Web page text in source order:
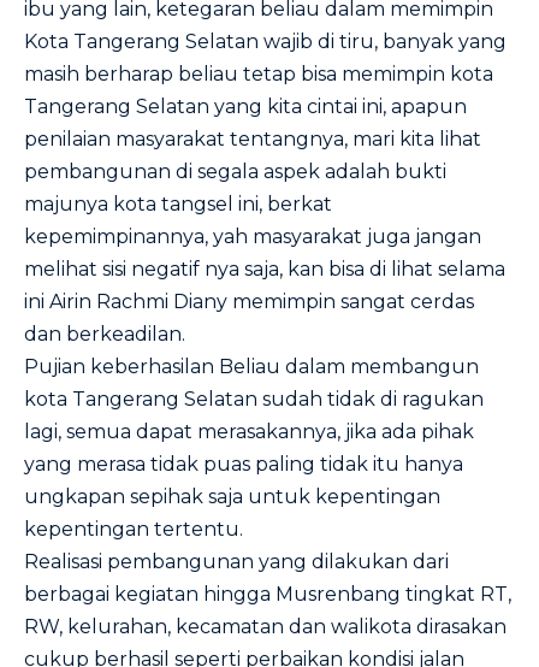
ibu yang lain, ketegaran beliau dalam memimpin
Kota Tangerang Selatan wajib di tiru, banyak yang
masih berharap beliau tetap bisa memimpin kota
Tangerang Selatan yang kita cintai ini, apapun
penilaian masyarakat tentangnya, mari kita lihat
pembangunan di segala aspek adalah bukti
majunya kota tangsel ini, berkat
kepemimpinannya, yah masyarakat juga jangan
melihat sisi negatif nya saja, kan bisa di lihat selama
ini Airin Rachmi Diany memimpin sangat cerdas
dan berkeadilan.
Pujian keberhasilan Beliau dalam membangun
kota Tangerang Selatan sudah tidak di ragukan
lagi, semua dapat merasakannya, jika ada pihak
yang merasa tidak puas paling tidak itu hanya
ungkapan sepihak saja untuk kepentingan
kepentingan tertentu.
Realisasi pembangunan yang dilakukan dari
berbagai kegiatan hingga Musrenbang tingkat RT,
RW, kelurahan, kecamatan dan walikota dirasakan
cukup berhasil seperti perbaikan kondisi jalan